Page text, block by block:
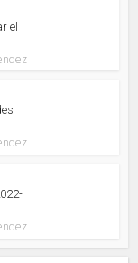
el